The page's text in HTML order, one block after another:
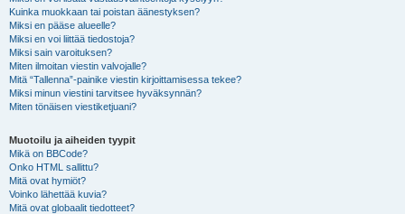
Kuinka muokkaan tai poistan äänestyksen?
Miksi en pääse alueelle?
Miksi en voi liittää tiedostoja?
Miksi sain varoituksen?
Miten ilmoitan viestin valvojalle?
Mitä “Tallenna”-painike viestin kirjoittamisessa tekee?
Miksi minun viestini tarvitsee hyväksynnän?
Miten tönäisen viestiketjuani?
Muotoilu ja aiheiden tyypit
Mikä on BBCode?
Onko HTML sallittu?
Mitä ovat hymiöt?
Voinko lähettää kuvia?
Mitä ovat globaalit tiedotteet?